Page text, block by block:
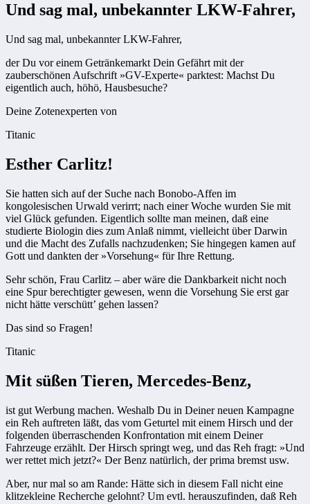
Und sag mal, unbekannter LKW-Fahrer,
Und sag mal, unbekannter LKW-Fahrer,
der Du vor einem Getränkemarkt Dein Gefährt mit der
zauberschönen Aufschrift »GV-Experte« parktest: Machst Du
eigentlich auch, höhö, Hausbesuche?
Deine Zotenexperten von
Titanic
Esther Carlitz!
Sie hatten sich auf der Suche nach Bonobo-Affen im
kongolesischen Urwald verirrt; nach einer Woche wurden Sie mit
viel Glück gefunden. Eigentlich sollte man meinen, daß eine
studierte Biologin dies zum Anlaß nimmt, vielleicht über Darwin
und die Macht des Zufalls nachzudenken; Sie hingegen kamen auf
Gott und dankten der »Vorsehung« für Ihre Rettung.
Sehr schön, Frau Carlitz – aber wäre die Dankbarkeit nicht noch
eine Spur berechtigter gewesen, wenn die Vorsehung Sie erst gar
nicht hätte verschütt’ gehen lassen?
Das sind so Fragen!
Titanic
Mit süßen Tieren, Mercedes-Benz,
ist gut Werbung machen. Weshalb Du in Deiner neuen Kampagne
ein Reh auftreten läßt, das vom Geturtel mit einem Hirsch und der
folgenden überraschenden Konfrontation mit einem Deiner
Fahrzeuge erzählt. Der Hirsch springt weg, und das Reh fragt: »Und
wer rettet mich jetzt?« Der Benz natürlich, der prima bremst usw.
Aber, nur mal so am Rande: Hätte sich in diesem Fall nicht eine
klitzekleine Recherche gelohnt? Um evtl. herauszufinden, daß Reh